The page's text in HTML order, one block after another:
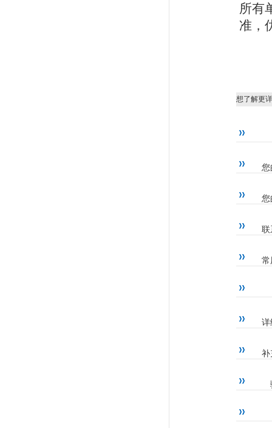
所有
准，
想了解更
您
您
联
常
详
补